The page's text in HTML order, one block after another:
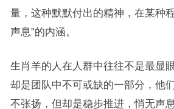
量，这种默默付出的精神，在某种
声息”的内涵。
生肖羊的人在人群中往往不是最显
却是团队中不可或缺的一部分，他
不张扬，但却是稳步推进，悄无声